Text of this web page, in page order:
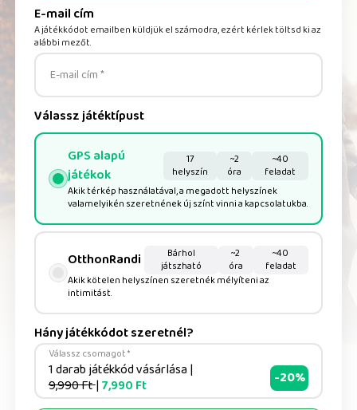
E-mail cím
A játékkódot emailben küldjük el számodra, ezért kérlek töltsd ki az
alábbi mezőt.
E-mail cím *
Válassz játéktípust
GPS alapú
játékok
17
helyszín
~2
óra
~40
feladat
Akik térkép használatával, a megadott helyszínek
valamelyikén szeretnének új színt vinni a kapcsolatukba.
OtthonRandi
Bárhol
játszható
~2
óra
~40
feladat
Akik kötelen helyszínen szeretnék mélyíteni az
intimitást.
Hány játékkódot szeretnél?
Válassz csomagot *
1 darab játékkód vásárlása |
9,990 Ft| 7,990 Ft -20%